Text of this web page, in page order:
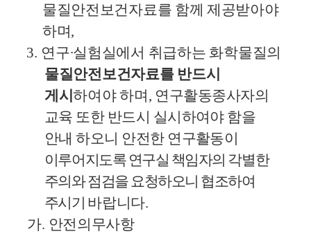
물질안전보건자료를 함께 제공받아야
하며,
3. 연구∙실험실에서 취급하는 화학물질의
물질안전보건자료를 반드시
게시하여야 하며, 연구활동종사자의
교육 또한 반드시 실시하여야 함을
안내 하오니 안전한 연구활동이
이루어지도록 연구실 책임자의 각별한
주의와 점검을 요청하오니 협조하여
주시기 바랍니다.
가. 안전의무사항